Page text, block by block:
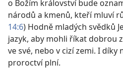
o Božím království bude
národů a kmenů, kteří mluví
14:6) Hodně mladých svědků
jazyk, aby mohli říkat dobrou
ve své, nebo v cizí zemi. I díky
proroctví plní.